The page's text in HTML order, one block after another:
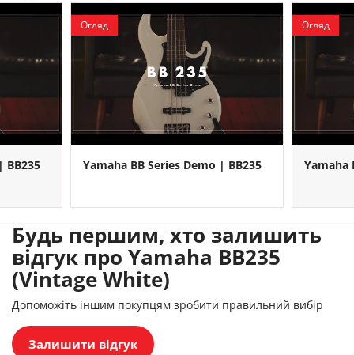
BB235
Огляд
Yamaha BB Series Demo | BB235
Огляд
Yamaha
Будь першим, хто залишить
відгук про Yamaha BB235
(Vintage White)
Допоможіть іншим покупцям зробити правильний вибір
Залишити відгук